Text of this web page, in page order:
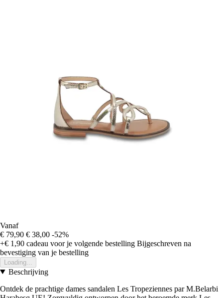
Vanaf
€ 79,90 € 38,00 -52%
+€ 1,90 cadeau voor je volgende bestelling Bijgeschreven na
bevestiging van je bestelling
Loading...
Beschrijving
Ontdek de prachtige dames sandalen Les Tropeziennes par M.Belarbi